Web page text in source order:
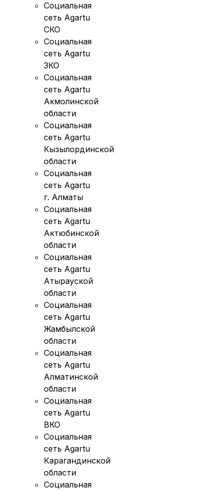
Социальная
сеть Agartu
СКО
Социальная
сеть Agartu
ЗКО
Социальная
сеть Agartu
Акмолинской
области
Социальная
сеть Agartu
Кызылординской
области
Социальная
сеть Agartu
г. Алматы
Социальная
сеть Agartu
Актюбинской
области
Социальная
сеть Agartu
Атырауской
области
Социальная
сеть Agartu
Жамбылской
области
Социальная
сеть Agartu
Алматинской
области
Социальная
сеть Agartu
ВКО
Социальная
сеть Agartu
Карагандинской
области
Социальная